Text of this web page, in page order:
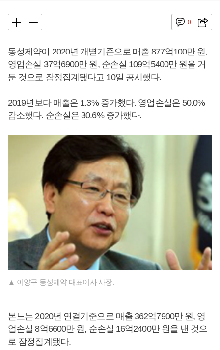
0
동성제약이 2020년 개별기준으로 매출 877억100만 원,
영업손실 37억6900만 원, 순손실 109억5400만 원을 거
둔 것으로 잠정집계됐다고 10일 공시했다.
2019년보다 매출은 1.3% 증가했다. 영업손실은 50.0%
감소했다. 순손실은 30.6% 증가했다.
▲ 이양구 동성제약 대표이사 사장.
본느는 2020년 연결기준으로 매출 362억7900만 원, 영
업손실 8억6600만 원, 순손실 16억2400만 원을 낸 것으
로 잠정집계됐다.